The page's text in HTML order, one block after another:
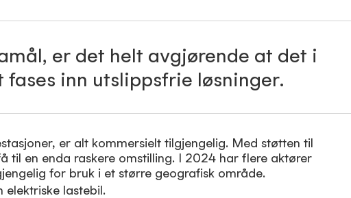
er det helt avgjørende at det i
inn utslippsfrie løsninger.
er alt kommersielt tilgjengelig. Med støtten til
til en enda raskere omstilling. I 2024 har flere aktører
for bruk i et større geografisk område.